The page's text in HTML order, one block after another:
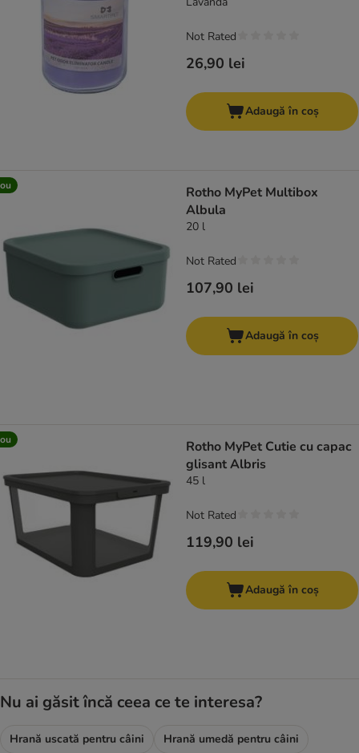
26,90 lei
Not Rated
Adaugă în coș
Rotho MyPet Multibox
Albula
20 l
107,90 lei
Not Rated
Adaugă în coș
Rotho MyPet Cutie cu capac
glisant Albris
45 l
119,90 lei
Not Rated
Adaugă în coș
Nu ai găsit încă ceea ce te interesa?
Hrană uscată pentru câini
Hrană umedă pentru câini